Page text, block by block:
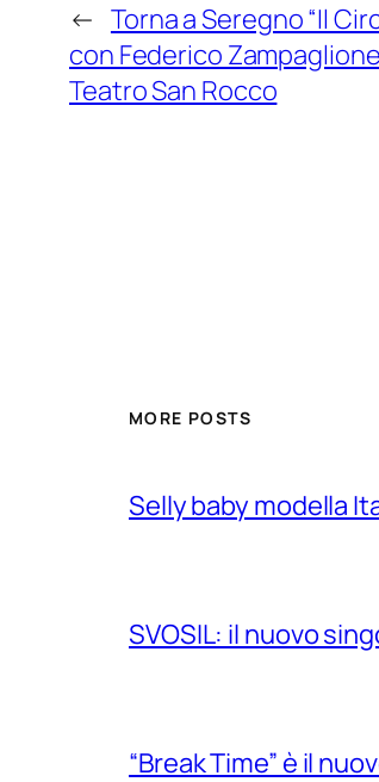
← Torna a Seregno “Il
con Federico
Teatro San Rocco
MORE POSTS
Selly baby modella
SVOSIL: il nuovo
“Break Time” è il